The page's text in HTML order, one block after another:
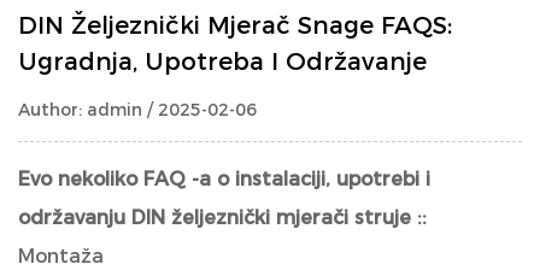
DIN Željeznički Mjerač Snage FAQS:
Ugradnja, Upotreba I Održavanje
Author: admin / 2025-02-06
Evo nekoliko FAQ -a o instalaciji, upotrebi i
održavanju DIN željeznički mjerači struje ::
Montaža